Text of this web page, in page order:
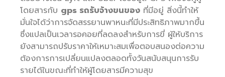
โดยสารกับ gps รถรับจ้างขนของ ที่มีอยู่ สิ่งนี้ทำให้
มั่นใจได้ว่าการจัดสรรยานพาหนะที่มีประสิทธิภาพมากขึ้น
ซึ่งแปลเป็นเวลารอคอยที่ลดลงสำหรับการขี่ ผู้ให้บริการ
ยังสามารถปรับราคาให้เหมาะสมเพื่อตอบสนองต่อความ
ต้องการการเปลี่ยนแปลงตลอดทั้งวันสนับสนุนการรับ
รายได้ในขณะที่ทำให้ผู้โดยสารมีความสุข